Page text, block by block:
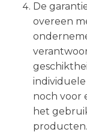
De
overeen
noch voor
het
producten.